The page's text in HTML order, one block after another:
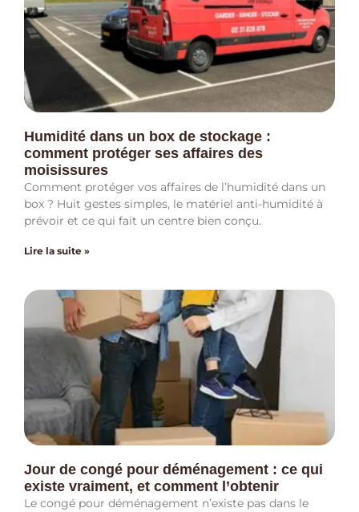
Humidité dans un box de stockage :
comment protéger ses affaires des
moisissures
Comment protéger vos affaires de l’humidité dans un
box ? Huit gestes simples, le matériel anti-humidité à
prévoir et ce qui fait un centre bien conçu.
Lire la suite »
Jour de congé pour déménagement : ce qui
existe vraiment, et comment l’obtenir
Le congé pour déménagement n’existe pas dans le